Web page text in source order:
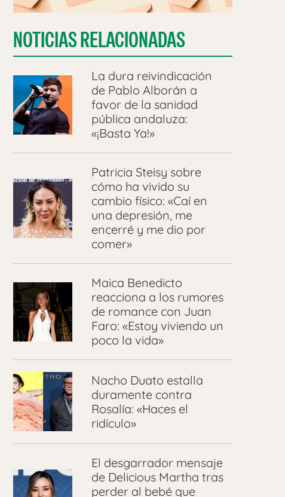
NOTICIAS RELACIONADAS
La dura reivindicación
de Pablo Alborán a
favor de la sanidad
pública andaluza:
«¡Basta Ya!»
Patricia Steisy sobre
cómo ha vivido su
cambio físico: «Caí en
una depresión, me
encerré y me dio por
comer»
Maica Benedicto
reacciona a los rumores
de romance con Juan
Faro: «Estoy viviendo un
poco la vida»
Nacho Duato estalla
duramente contra
Rosalía: «Haces el
ridículo»
El desgarrador mensaje
de Delicious Martha tras
perder al bebé que